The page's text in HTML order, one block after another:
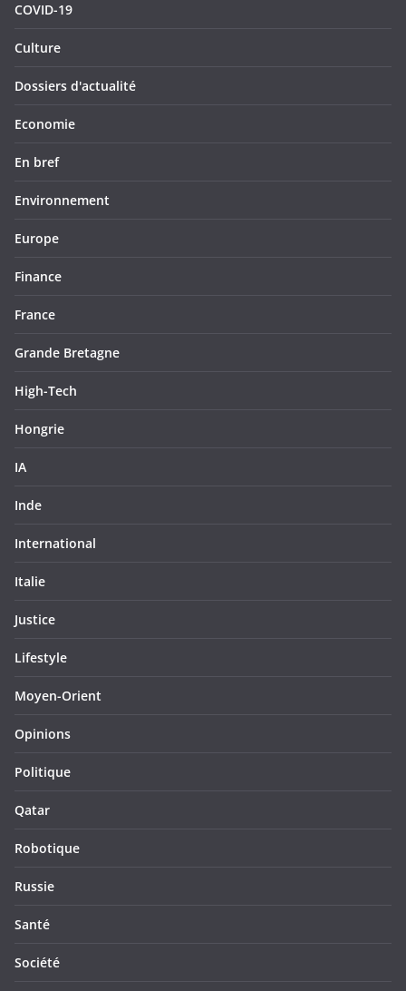
COVID-19
Culture
Dossiers d'actualité
Economie
En bref
Environnement
Europe
Finance
France
Grande Bretagne
High-Tech
Hongrie
IA
Inde
International
Italie
Justice
Lifestyle
Moyen-Orient
Opinions
Politique
Qatar
Robotique
Russie
Santé
Société